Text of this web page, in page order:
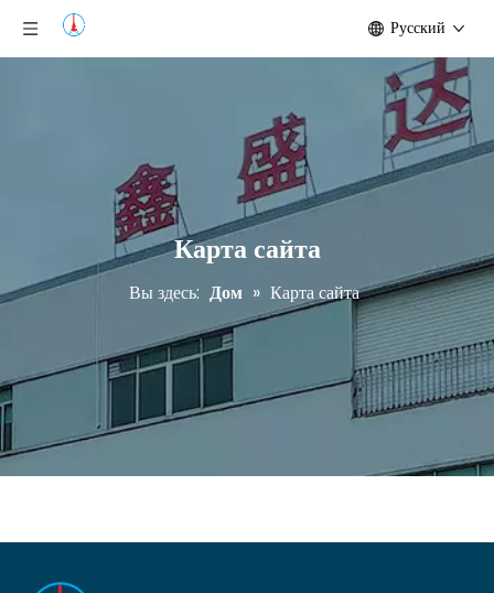
Pусский
Карта сайта
Вы здесь: Дом » Карта сайта